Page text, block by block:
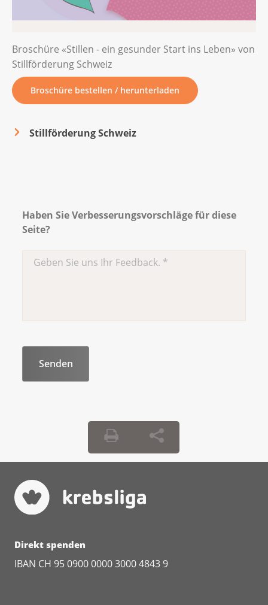
Broschüre «Stillen - ein gesunder Start ins Leben» von
Stillförderung Schweiz
Broschüre bestellen / herunterladen
Stillförderung Schweiz
Haben Sie Verbesserungsvorschläge für diese
Seite?
Direkt spenden
IBAN CH 95 0900 0000 3000 4843 9